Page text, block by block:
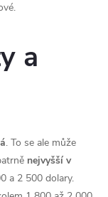
a
. To se ale může
nejvyšší v
a 2 500 dolary.